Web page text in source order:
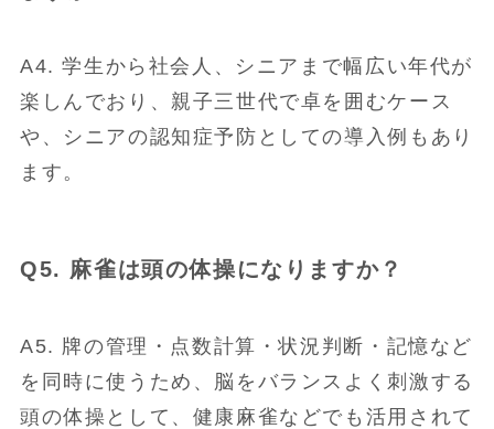
A4. 学生から社会人、シニアまで幅広い年代が
楽しんでおり、親子三世代で卓を囲むケース
や、シニアの認知症予防としての導入例もあり
ます。
Q5. 麻雀は頭の体操になりますか？
A5. 牌の管理・点数計算・状況判断・記憶など
を同時に使うため、脳をバランスよく刺激する
頭の体操として、健康麻雀などでも活用されて